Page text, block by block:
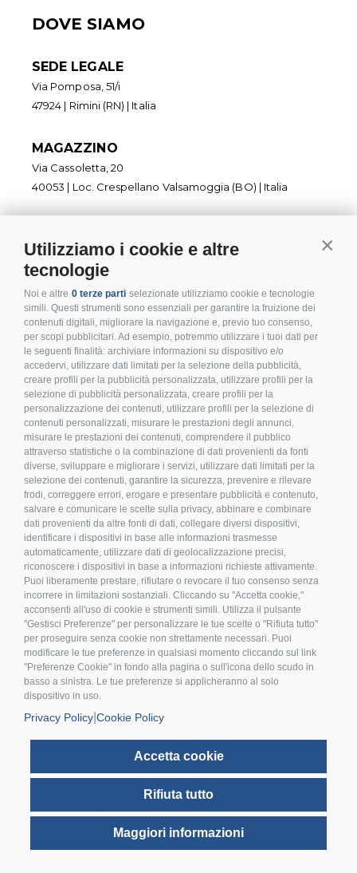
Utilizziamo i cookie e altre
tecnologie
Noi e altre 0 terze parti selezionate utilizziamo cookie e tecnologie
simili. Questi strumenti sono essenziali per garantire la fruizione dei
contenuti digitali, migliorare la navigazione e, previo tuo consenso,
per scopi pubblicitari. Ad esempio, potremmo utilizzare i tuoi dati per
le seguenti finalità: archiviare informazioni su dispositivo e/o
accedervi, utilizzare dati limitati per la selezione della pubblicità,
creare profili per la pubblicità personalizzata, utilizzare profili per la
selezione di pubblicità personalizzata, creare profili per la
personalizzazione dei contenuti, utilizzare profili per la selezione di
contenuti personalizzati, misurare le prestazioni degli annunci,
misurare le prestazioni dei contenuti, comprendere il pubblico
attraverso statistiche o la combinazione di dati provenienti da fonti
diverse, sviluppare e migliorare i servizi, utilizzare dati limitati per la
selezione dei contenuti, garantire la sicurezza, prevenire e rilevare
frodi, correggere errori, erogare e presentare pubblicità e contenuto,
salvare e comunicare le scelte sulla privacy, abbinare e combinare
dati provenienti da altre fonti di dati, collegare diversi dispositivi,
identificare i dispositivi in base alle informazioni trasmesse
automaticamente, utilizzare dati di geolocalizzazione precisi,
riconoscere i dispositivi in base a informazioni richieste attivamente.
Puoi liberamente prestare, rifiutare o revocare il tuo consenso senza
incorrere in limitazioni sostanziali. Cliccando su "Accetta cookie,"
acconsenti all'uso di cookie e strumenti simili. Utilizza il pulsante
"Gestisci Preferenze" per personalizzare le tue scelte o "Rifiuta tutto"
per proseguire senza cookie non strettamente necessari. Puoi
modificare le tue preferenze in qualsiasi momento cliccando sul link
"Preferenze Cookie" in fondo alla pagina o sull'icona dello scudo in
basso a sinistra. Le tue preferenze si applicheranno al solo
dispositivo in uso.
Privacy Policy| Cookie Policy
Accetta cookie
Rifiuta tutto
Maggiori informazioni
DOVE SIAMO
SEDE LEGALE
Via Pomposa, 51/i
47924 | Rimini (RN) | Italia
MAGAZZINO
Via Cassoletta, 20
40053 | Loc. Crespellano Valsamoggia (BO) | Italia
CONTATTI
+ 39 0541 794 444
info@inoxmare.it
SEGUICI
LEGALE E PRIVACY
>Condizioni d’acquisto
>Privacy policy
>Cookies
>Compliance
>FAQ
>Etichettatura Ambientale
Inox Mare S.r.l. | P.Iva IT 03155230406 | Cod. fiscale 02980000232 | Cod.
02980000232 | Cap.soc. 26.000,00 i.v. | Socio Unico | R.E.A n. 277754
© Inox Mare Srl 2025. All Rights Reserved | Copyright Whitech Srl |
Credits - Icons by Icons8